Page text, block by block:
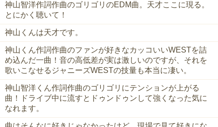
神山智洋作詞作曲のゴリゴリのEDM曲。天才ここに現る。
とにかく聴いて！
神山くんは天才です。
神山くん作詞作曲のファンが好きなカッコいいWESTを詰
め込んだ一曲！音の高低差が実は激しいのですが、それを
歌いこなせるジャニーズWESTの技量も本当に凄い。
神山智洋くん作詞作曲のゴリゴリにテンションが上がる
曲！ドライブ中に流すとドゥンドゥンして強くなった気に
なれます。